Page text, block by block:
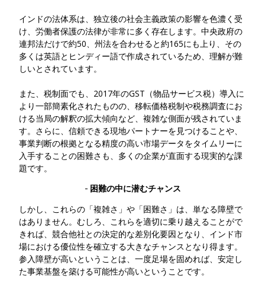
インドの法体系は、独立後の社会主義政策の影響を色濃く受
け、労働者保護の法律が非常に多く存在します。中央政府の
連邦法だけで約50、州法を合わせると約165にも上り、その
多くは英語とヒンディー語で作成されているため、理解が難
しいとされています。
また、税制面でも、2017年のGST（物品サービス税）導入に
より一部簡素化されたものの、移転価格税制や税務調査にお
ける当局の解釈の拡大傾向など、複雑な側面が残されていま
す。さらに、信頼できる現地パートナーを見つけることや、
事業判断の根拠となる精度の高い市場データをタイムリーに
入手することの困難さも、多くの企業が直面する現実的な課
題です。
- 困難の中に潜むチャンス
しかし、これらの「複雑さ」や「困難さ」は、単なる障壁で
はありません。むしろ、これらを適切に乗り越えることがで
きれば、競合他社との決定的な差別化要因となり、インド市
場における優位性を確立する大きなチャンスとなり得ます。
参入障壁が高いということは、一度足場を固めれば、安定し
た事業基盤を築ける可能性が高いということです。